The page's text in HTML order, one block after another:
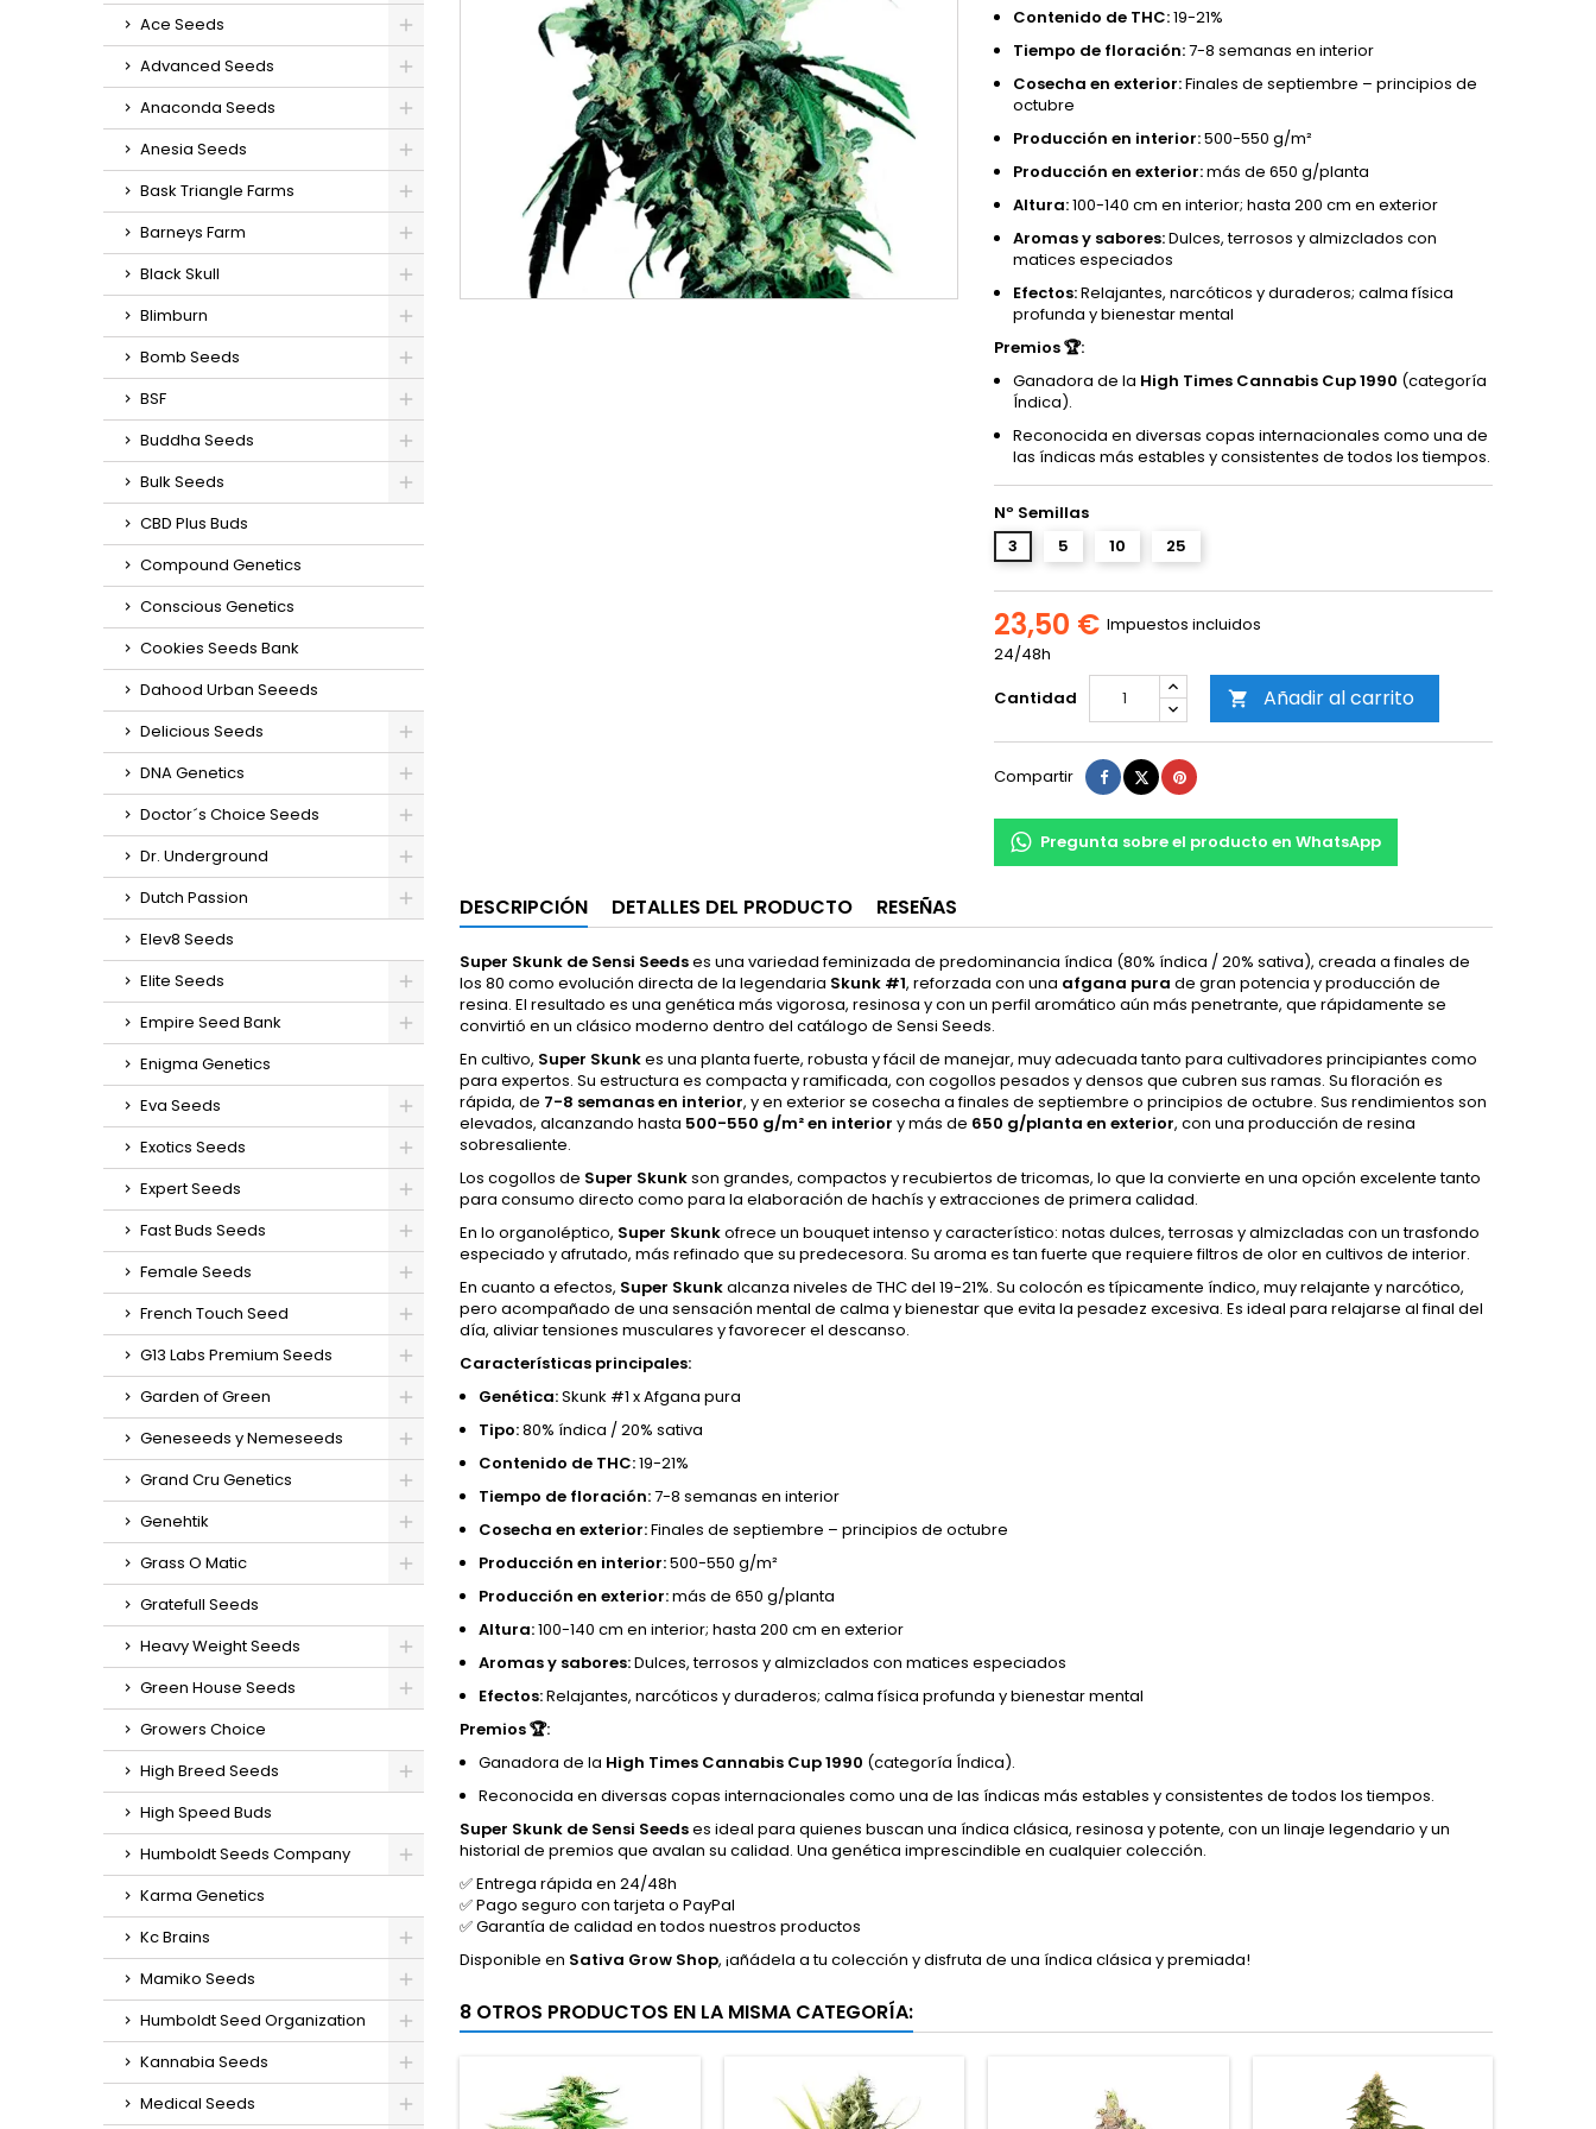
Ace Seeds
Advanced Seeds
Anaconda Seeds
Anesia Seeds
Bask Triangle Farms
Barneys Farm
Black Skull
Blimburn
Bomb Seeds
BSF
Buddha Seeds
Bulk Seeds
CBD Plus Buds
Compound Genetics
Conscious Genetics
Cookies Seeds Bank
Dahood Urban Seeeds
Delicious Seeds
DNA Genetics
Doctor´s Choice Seeds
Dr. Underground
Dutch Passion
Elev8 Seeds
Elite Seeds
Empire Seed Bank
Enigma Genetics
Eva Seeds
Exotics Seeds
Expert Seeds
Fast Buds Seeds
Female Seeds
French Touch Seed
G13 Labs Premium Seeds
Garden of Green
Geneseeds y Nemeseeds
Grand Cru Genetics
Genehtik
Grass O Matic
Gratefull Seeds
Heavy Weight Seeds
Green House Seeds
Growers Choice
High Breed Seeds
High Speed Buds
Humboldt Seeds Company
Karma Genetics
Kc Brains
Mamiko Seeds
Humboldt Seed Organization
Kannabia Seeds
Medical Seeds
Contenido de THC:19-21%
Tiempo de floración:7-8 semanas en interior
Cosecha en exterior:Finales de septiembre – principios de
octubre
Producción en interior:500-550 g/m²
Producción en exterior:más de 650 g/planta
Altura:100-140 cm en interior; hasta 200 cm en exterior
Aromas y sabores:Dulces, terrosos y almizclados con
matices especiados
Efectos:Relajantes, narcóticos y duraderos; calma física
profunda y bienestar mental
Premios 🏆:
Ganadora de la High Times Cannabis Cup 1990 (categoría
Índica).
Reconocida en diversas copas internacionales como una de
las índicas más estables y consistentes de todos los tiempos.
Nº Semillas
3
5 10 25
23,50 € Impuestos incluidos
24/48h
Cantidad
 Añadir al carrito
Compartir Compartir
TuitearPinterest
Pregunta sobre el producto en WhatsApp
DESCRIPCIÓN DETALLES DEL PRODUCTO RESEÑAS
Super Skunk de Sensi Seedses una variedad feminizada de predominancia índica (80% índica / 20% sativa), creada a finales de
los 80 como evolución directa de la legendaria Skunk #1, reforzada con una afgana pura de gran potencia y producción de
resina. El resultado es una genética más vigorosa, resinosa y con un perfil aromático aún más penetrante, que rápidamente se
convirtió en un clásico moderno dentro del catálogo de Sensi Seeds.
En cultivo, Super Skunkes una planta fuerte, robusta y fácil de manejar, muy adecuada tanto para cultivadores principiantes como
para expertos. Su estructura es compacta y ramificada, con cogollos pesados y densos que cubren sus ramas. Su floración es
rápida, de 7-8 semanas en interior, y en exterior se cosecha a finales de septiembre o principios de octubre. Sus rendimientos son
elevados, alcanzando hasta 500-550 g/m² en interior y más de 650 g/planta en exterior, con una producción de resina
sobresaliente.
Los cogollos de Super Skunkson grandes, compactos y recubiertos de tricomas, lo que la convierte en una opción excelente tanto
para consumo directo como para la elaboración de hachís y extracciones de primera calidad.
En lo organoléptico, Super Skunkofrece un bouquet intenso y característico: notas dulces, terrosas y almizcladas con un trasfondo
especiado y afrutado, más refinado que su predecesora. Su aroma es tan fuerte que requiere filtros de olor en cultivos de interior.
En cuanto a efectos, Super Skunkalcanza niveles de THC del 19-21%. Su colocón es típicamente índico, muy relajante y narcótico,
pero acompañado de una sensación mental de calma y bienestar que evita la pesadez excesiva. Es ideal para relajarse al final del
día, aliviar tensiones musculares y favorecer el descanso.
Características principales:
Genética:Skunk #1 x Afgana pura
Tipo:80% índica / 20% sativa
Contenido de THC:19-21%
Tiempo de floración:7-8 semanas en interior
Cosecha en exterior:Finales de septiembre – principios de octubre
Producción en interior:500-550 g/m²
Producción en exterior:más de 650 g/planta
Altura:100-140 cm en interior; hasta 200 cm en exterior
Aromas y sabores:Dulces, terrosos y almizclados con matices especiados
Efectos:Relajantes, narcóticos y duraderos; calma física profunda y bienestar mental
Premios 🏆:
Ganadora de la High Times Cannabis Cup 1990 (categoría Índica).
Reconocida en diversas copas internacionales como una de las índicas más estables y consistentes de todos los tiempos.
Super Skunk de Sensi Seedses ideal para quienes buscan una índica clásica, resinosa y potente, con un linaje legendario y un
historial de premios que avalan su calidad. Una genética imprescindible en cualquier colección.
✅ Entrega rápida en 24/48h
✅ Pago seguro con tarjeta o PayPal
✅ Garantía de calidad en todos nuestros productos
Disponible en Sativa Grow Shop, ¡añádela a tu colección y disfruta de una índica clásica y premiada!
8 OTROS PRODUCTOS EN LA MISMA CATEGORÍA: